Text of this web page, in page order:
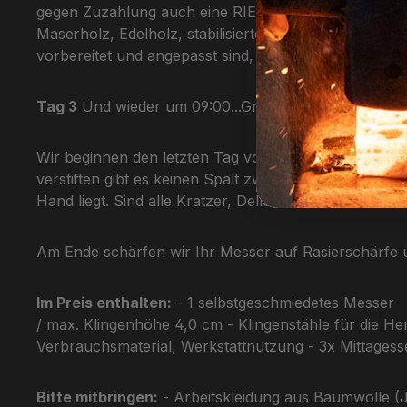
gegen Zuzahlung auch eine RIESIGE Auswahl an
Maserholz, Edelholz, stabilisiertes Holz, fossiles
vorbereitet und angepasst sind, endet der zweite
Tag 3 Und wieder um 09:00...Griffgestaltung und
Wir beginnen den letzten Tag vom
verstiften gibt es keinen Spalt zwischen Klinge und
Hand liegt. Sind alle Kratzer, Dellen und Wellen erst
Am Ende schärfen wir Ihr Messer auf Rasierschärfe
Im Preis enthalten: - 1 selbstgeschmiedetes
/ max. Klingenhöhe 4,0 cm - Klingenstähle für die
Verbrauchsmaterial, Werkstattnutzung - 3x
Bitte mitbringen: - Arbeitskleidung aus Baumwolle